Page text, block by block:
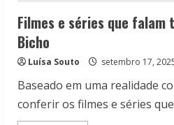
Filmes e séries que falam
Bicho
Luísa Souto setembro 17,
Baseado em uma realidade
conferir os filmes e séries